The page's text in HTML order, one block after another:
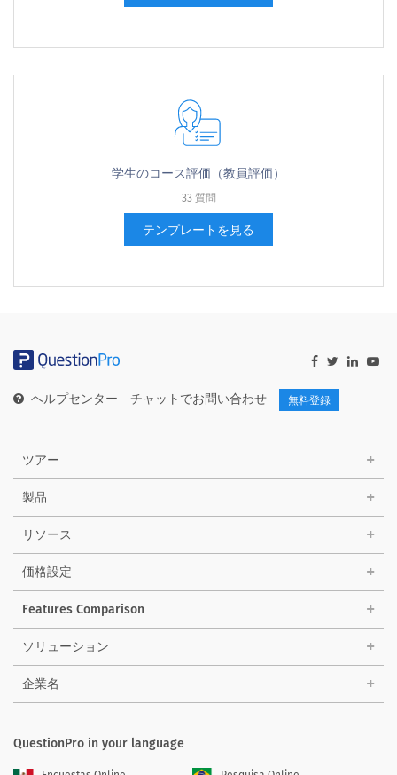
学生のコース評価（教員評価）
33 質問
テンプレートを見る
ヘルプセンター チャットでお問い合わせ 無料登録
ツアー
製品
リソース
価格設定
Features Comparison
ソリューション
企業名
QuestionPro in your language